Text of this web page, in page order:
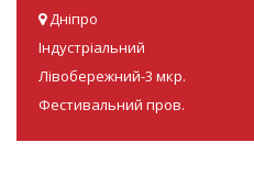
Дніпро
Індустріальний
Лівобережний-3 мкр.
Фестивальний пров.